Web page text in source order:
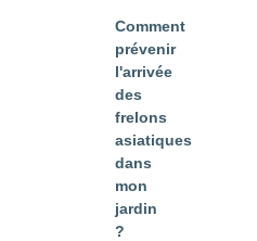
Comment
prévenir
l'arrivée
des
frelons
asiatiques
dans
mon
jardin
?